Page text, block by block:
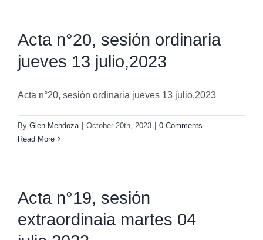
Acta n°20, sesión ordinaria
jueves 13 julio,2023
Acta n°20, sesión ordinaria jueves 13 julio,2023
By Glen Mendoza October 20th, 2023
0 Comments
Read More
Acta n°19, sesión
extraordinaia martes 04